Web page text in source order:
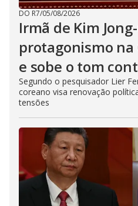
DO R7/05/08/2026
Irmã de Kim
protagonismo na
e sobe o tom
Segundo o pesquisador Lier
coreano visa renovação
tensões